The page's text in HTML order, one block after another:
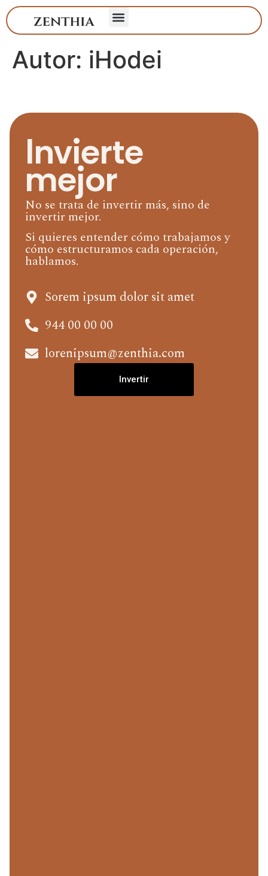
Autor: iHodei
Invierte
mejor
No se trata de invertir más, sino de
invertir mejor.
Si quieres entender cómo trabajamos y
cómo estructuramos cada operación,
hablamos.
Invertir
Sorem ipsum dolor sit amet
944 00 00 00
lorenipsum@zenthia.com